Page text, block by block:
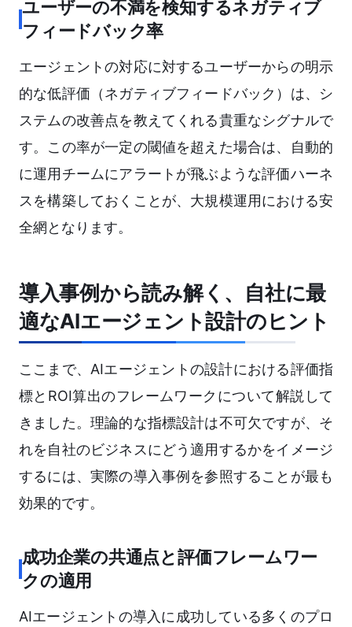
ユーザーの不満を検知するネガティブ
フィードバック率
エージェントの対応に対するユーザーからの明示
的な低評価（ネガティブフィードバック）は、シ
ステムの改善点を教えてくれる貴重なシグナルで
す。この率が一定の閾値を超えた場合は、自動的
に運用チームにアラートが飛ぶような評価ハーネ
スを構築しておくことが、大規模運用における安
全網となります。
導入事例から読み解く、自社に最
適なAIエージェント設計のヒント
ここまで、AIエージェントの設計における評価指
標とROI算出のフレームワークについて解説して
きました。理論的な指標設計は不可欠ですが、そ
れを自社のビジネスにどう適用するかをイメージ
するには、実際の導入事例を参照することが最も
効果的です。
成功企業の共通点と評価フレームワー
クの適用
AIエージェントの導入に成功している多くのプロ